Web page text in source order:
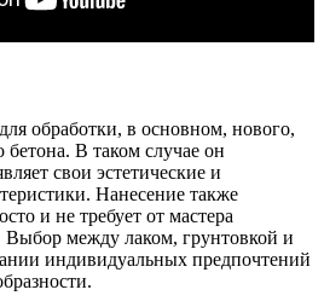
обработки, в основном, нового,
В таком случае он
свои эстетические и
Нанесение также
и не требует от мастера
между лаком, грунтовкой и
индивидуальных предпочтений